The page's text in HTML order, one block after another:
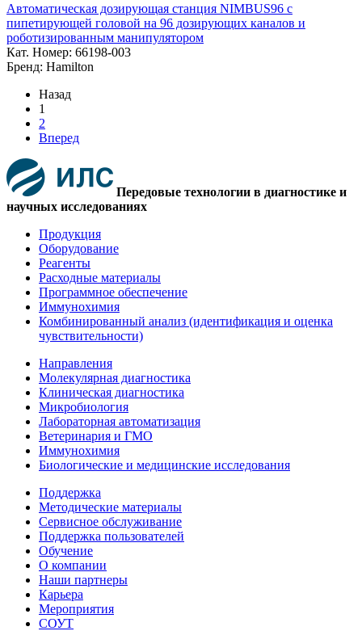
Автоматическая дозирующая станция NIMBUS96 с
пипетирующей головой на 96 дозирующих каналов и
роботизированным манипулятором
Кат. Номер: 66198-003
Бренд: Hamilton
Назад
1
2
Вперед
Передовые технологии в диагностике и
научных исследованиях
Продукция
Оборудование
Реагенты
Расходные материалы
Программное обеспечение
Иммунохимия
Комбинированный анализ (идентификация и оценка
чувствительности)
Направления
Молекулярная диагностика
Клиническая диагностика
Микробиология
Лабораторная автоматизация
Ветеринария и ГМО
Иммунохимия
Биологические и медицинские исследования
Поддержка
Методические материалы
Сервисное обслуживание
Поддержка пользователей
Обучение
О компании
Наши партнеры
Карьера
Мероприятия
СОУТ